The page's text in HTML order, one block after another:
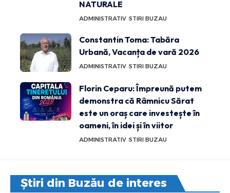
NATURALE
ADMINISTRATIV STIRI BUZAU
Constantin Toma: Tabăra
Urbană, Vacanța de vară 2026
ADMINISTRATIV STIRI BUZAU
Florin Ceparu: Împreună putem
demonstra că Râmnicu Sărat
este un oraș care investește în
oameni, în idei și în viitor
ADMINISTRATIV STIRI BUZAU
Știri din Buzău de interes